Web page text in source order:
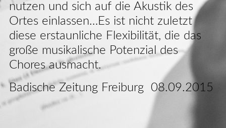
nutzen und sich auf die Akustik des
Ortes einlassen…Es ist nicht zuletzt
diese erstaunliche Flexibilität, die das
große musikalische Potenzial des
Chores ausmacht.
Badische Zeitung Freiburg 08.09.2015